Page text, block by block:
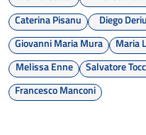
Caterina Pisanu
Diego Deriu
Giovanni Maria Mura
Maria
Melissa Enne
Salvatore
Francesco Manconi